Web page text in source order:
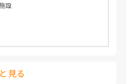
設
見る